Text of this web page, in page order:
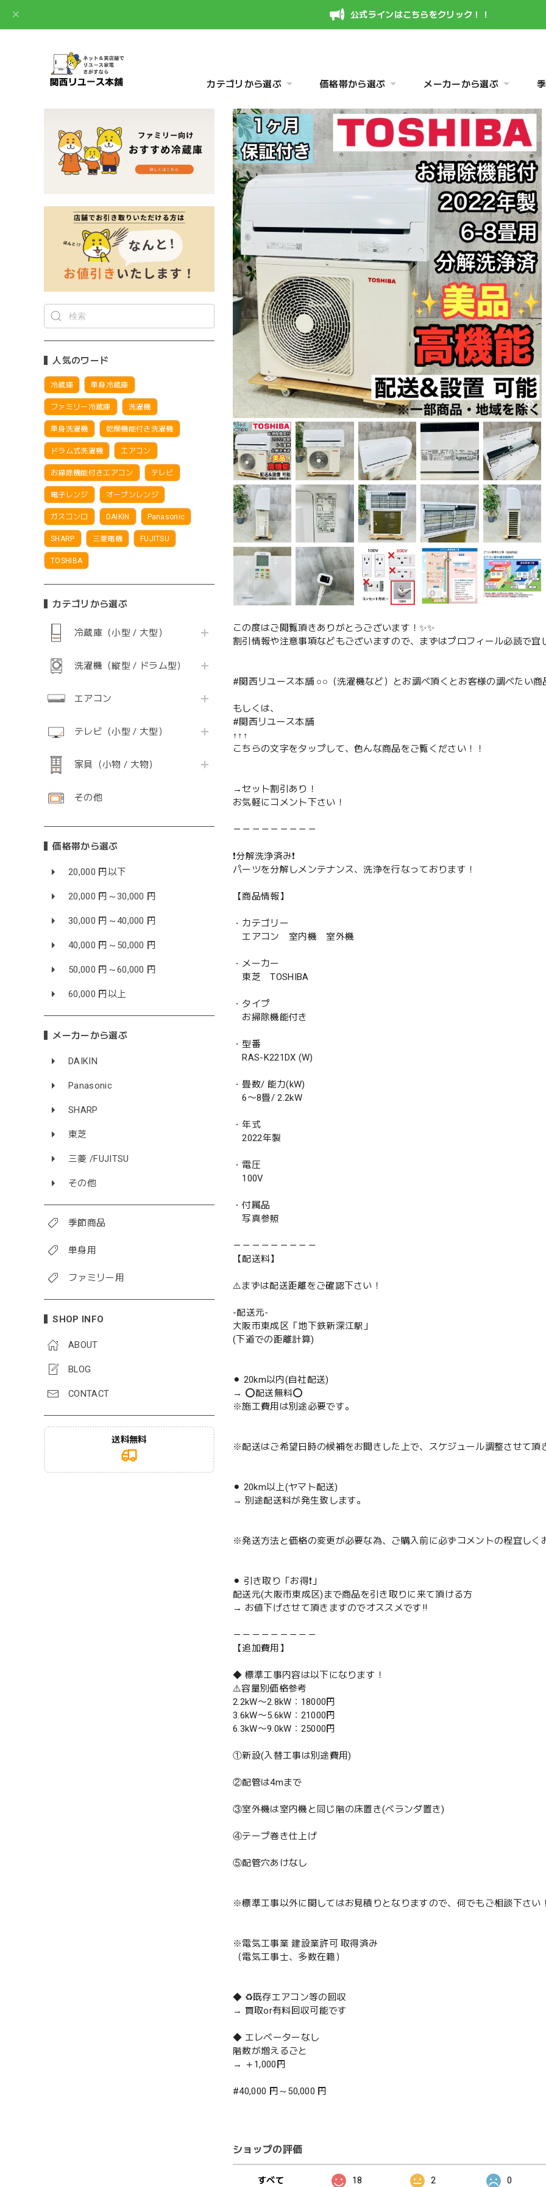
公式ラインはこちらをクリック！！
カテゴリから選ぶ 価格帯から選ぶ メーカーから選ぶ
人気のワード
冷蔵庫 単身冷蔵庫
ファミリー冷蔵庫 洗濯機
単身洗濯機 乾燥機能付き洗濯機
ドラム式洗濯機 エアコン
お掃除機能付きエアコン テレビ
電子レンジ オーブンレンジ
ガスコンロ DAIKIN Panasonic
SHARP 三菱電機 FUJITSU
TOSHIBA
カテゴリから選ぶ
冷蔵庫（小型 / 大型）
洗濯機（縦型 / ドラム型）
エアコン
テレビ（小型 / 大型）
家具（小物 / 大物）
その他
価格帯から選ぶ
20,000 円以下
20,000 円～30,000 円
30,000 円～40,000 円
40,000 円～50,000 円
50,000 円～60,000 円
60,000 円以上
メーカーから選ぶ
DAIKIN
Panasonic
SHARP
東芝
三菱 /FUJITSU
その他
季節商品
単身用
ファミリー用
SHOP INFO
ABOUT
BLOG
CONTACT
送料無料
この度はご閲覧頂きありがとうございます！✨✨
割引情報や注意事項などもございますので、まずはプロフィール必読で宜
#関西リユース本舗 ○○（洗濯機など）とお調べ頂くとお客様の調べたい商
もしくは、
#関西リユース本舗
↑↑↑
こちらの文字をタップして、色んな商品をご覧ください！！
→セット割引あり！
お気軽にコメント下さい！
－－－－－－－－－
❗️分解洗浄済み❗️
パーツを分解しメンテナンス、洗浄を行なっております！
【商品情報】
・カテゴリー
エアコン 室内機 室外機
・メーカー
東芝 TOSHIBA
・タイプ
お掃除機能付き
・型番
RAS-K221DX (W)
・畳数/ 能力(kW)
6〜8畳/ 2.2kW
・年式
2022年製
・電圧
100V
・付属品
写真参照
－－－－－－－－－
【配送料】
⚠️まずは配送距離をご確認下さい！
-配送元-
大阪市東成区「地下鉄新深江駅」
(下道での距離計算)
⚫︎ 20km以内(自社配送)
→ ⭕️配送無料⭕️
※施工費用は別途必要です。
※配送はご希望日時の候補をお聞きした上で、スケジュール調整させて頂
⚫︎ 20km以上(ヤマト配送)
→ 別途配送料が発生致します。
※発送方法と価格の変更が必要な為、ご購入前に必ずコメントの程宜しく
⚫︎ 引き取り「お得❗️」
配送元(大阪市東成区)まで商品を引き取りに来て頂ける方
→ お値下げさせて頂きますのでオススメです‼️
－－－－－－－－－
【追加費用】
◆ 標準工事内容は以下になります！
⚠️容量別価格参考
2.2kW〜2.8kW：18000円
3.6kW〜5.6kW：21000円
6.3kW〜9.0kW：25000円
①新設(入替工事は別途費用)
②配管は4mまで
③室外機は室内機と同じ階の床置き(ベランダ置き)
④テープ巻き仕上げ
⑤配管穴あけなし
※標準工事以外に関してはお見積りとなりますので、何でもご相談下さい
※電気工事業 建設業許可 取得済み
（電気工事士、多数在籍）
◆ ♻️既存エアコン等の回収
→ 買取or有料回収可能です
◆ エレベーターなし
階数が増えるごと
→ ＋1,000円
#40,000 円～50,000 円
ショップの評価
すべて 18 2 0